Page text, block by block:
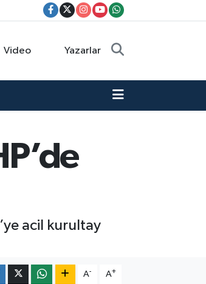
Video Yazarlar
acil kurultay
A- A+